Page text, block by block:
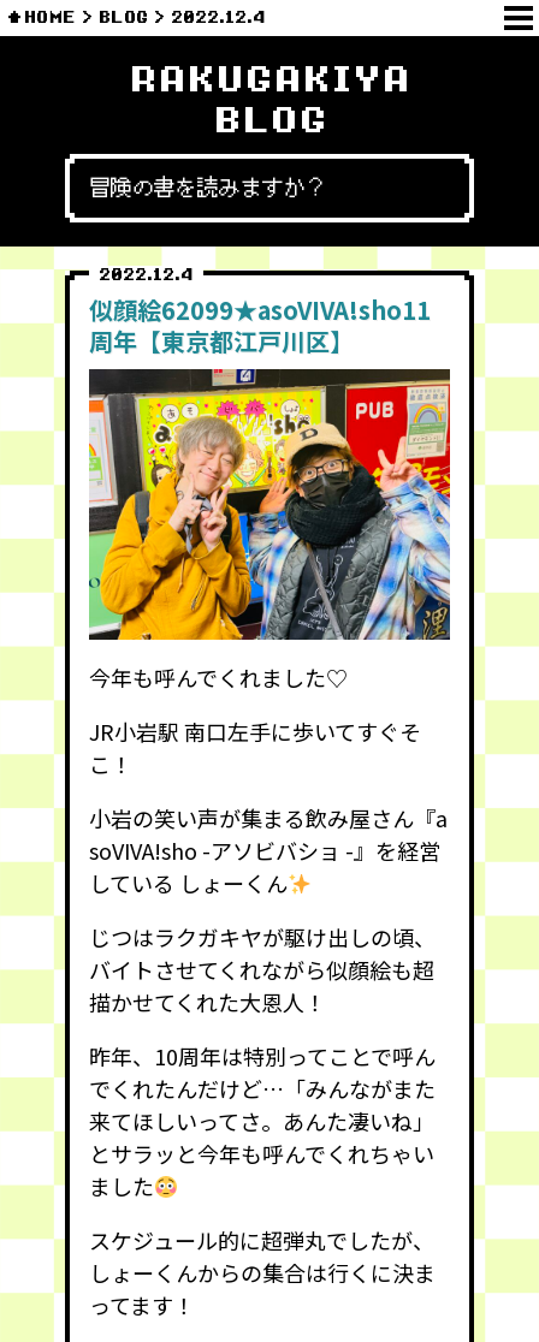
HOME BLOG 2022.12.4
RAKUGAKIYA
BLOG
冒険の書を読みますか？
2022.12.4
似顔絵62099★asoVIVA!sho11
周年【東京都江戸川区】
今年も呼んでくれました♡
JR小岩駅 南口左手に歩いてすぐそ
こ！
小岩の笑い声が集まる飲み屋さん『a
soVIVA!sho -アソビバショ -』を経営
している しょーくん
じつはラクガキヤが駆け出しの頃、
バイトさせてくれながら似顔絵も超
描かせてくれた大恩人！
昨年、10周年は特別ってことで呼ん
でくれたんだけど…「みんながまた
来てほしいってさ。あんた凄いね」
とサラッと今年も呼んでくれちゃい
ました
スケジュール的に超弾丸でしたが、
しょーくんからの集合は行くに決ま
ってます！